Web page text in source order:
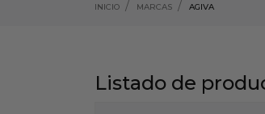
INICIO MARCAS AGIVA
Listado de